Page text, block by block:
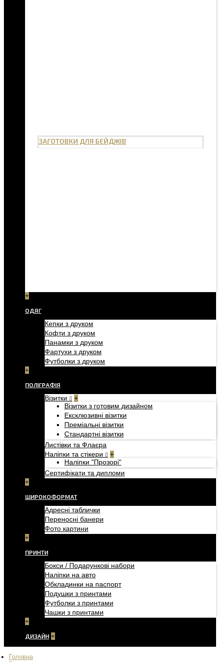
ЗАГОТОВКИ ДЛЯ БЕЙДЖІВ
+
ОДЯГ
Кепки з друком
Кофти з друком
Панамки з друком
Фартухи з друком
Футболки з друком
+
ПОЛІГРАФІЯ
Візитки +
Візитки з готовим дизайном
Ексклюзивні візитки
Преміальні візитки
Стандартні візитки
Листівки та Флаєра
Наліпки та стікери
+
Наліпки "Прозорі"
Сертифікати та дипломи
+
ШИРОКОФОРМАТ
Адресні таблички
Переносні банери
Фото картини
+
ПРИНТИ
Бокси / Подарункові набори
Наліпки на авто
Обкладинки на паспорт
Подушки з принтами
Футболки з принтами
Чашки з принтами
+
ДИЗАЙН +
Головна